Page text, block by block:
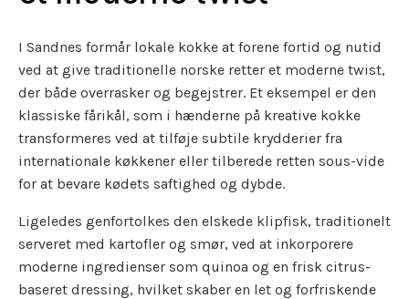
I Sandnes formår lokale kokke at forene fortid og nutid
ved at give traditionelle norske retter et moderne twist,
der både overrasker og begejstrer. Et eksempel er den
klassiske fårikål, som i hænderne på kreative kokke
transformeres ved at tilføje subtile krydderier fra
internationale køkkener eller tilberede retten sous-vide
for at bevare kødets saftighed og dybde.
Ligeledes genfortolkes den elskede klipfisk, traditionelt
serveret med kartofler og smør, ved at inkorporere
moderne ingredienser som quinoa og en frisk citrus-
baseret dressing, hvilket skaber en let og forfriskende